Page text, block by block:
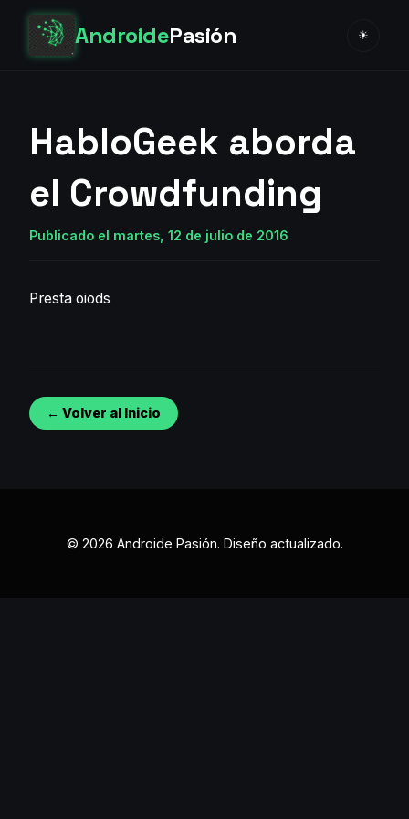
AndroidePasión ☀
HabloGeek aborda
el Crowdfunding
Publicado el martes, 12 de julio de 2016
Presta oiods
← Volver al Inicio
© 2026 Androide Pasión. Diseño actualizado.